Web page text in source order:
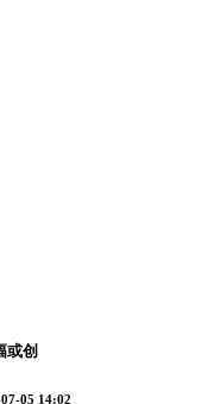
或创
05 14:02